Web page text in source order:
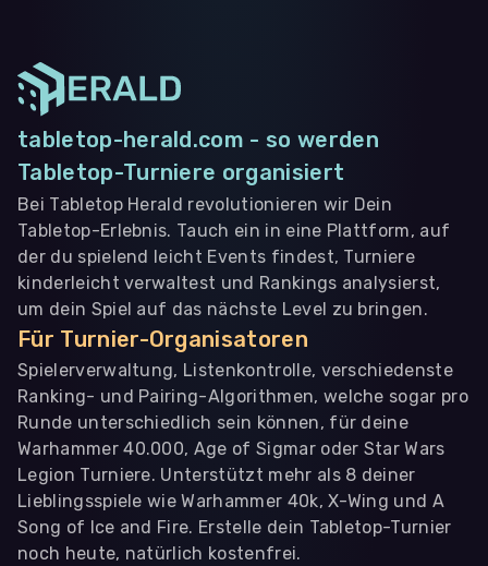
tabletop-herald.com - so werden
Tabletop-Turniere organisiert
Bei Tabletop Herald revolutionieren wir Dein
Tabletop-Erlebnis. Tauch ein in eine Plattform, auf
der du spielend leicht Events findest, Turniere
kinderleicht verwaltest und Rankings analysierst,
um dein Spiel auf das nächste Level zu bringen.
Für Turnier-Organisatoren
Spielerverwaltung, Listenkontrolle, verschiedenste
Ranking- und Pairing-Algorithmen, welche sogar pro
Runde unterschiedlich sein können, für deine
Warhammer 40.000, Age of Sigmar oder Star Wars
Legion Turniere. Unterstützt mehr als 8 deiner
Lieblingsspiele wie Warhammer 40k, X-Wing und A
Song of Ice and Fire. Erstelle dein Tabletop-Turnier
noch heute, natürlich kostenfrei.